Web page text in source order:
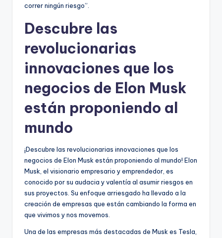
correr ningún riesgo”.
Descubre las
revolucionarias
innovaciones que los
negocios de Elon Musk
están proponiendo al
mundo
¡Descubre las revolucionarias innovaciones que los
negocios de Elon Musk están proponiendo al mundo! Elon
Musk, el visionario empresario y emprendedor, es
conocido por su audacia y valentía al asumir riesgos en
sus proyectos. Su enfoque arriesgado ha llevado a la
creación de empresas que están cambiando la forma en
que vivimos y nos movemos.
Una de las empresas más destacadas de Musk es Tesla,